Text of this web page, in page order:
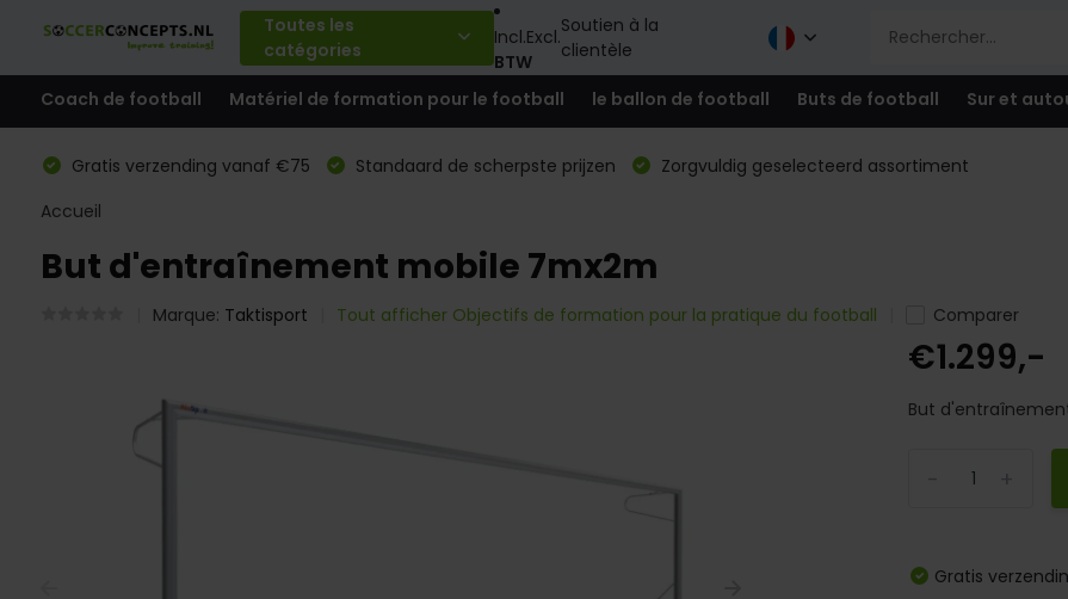
Toutes les
catégories
Incl.Excl.
BTW
Soutien à la
clientèle
Coach de football Matériel de formation pour le football le ballon de football Buts de football Sur et
Gratis verzending vanaf €75 Standaard de scherpste prijzen
Zorgvuldig geselecteerd assortiment
Accueil
But d'entraînement mobile 7mx2m
Marque: Taktisport Tout afficher Objectifs de formation pour la pratique du football Comparer
€1.299,-
But
Gratis